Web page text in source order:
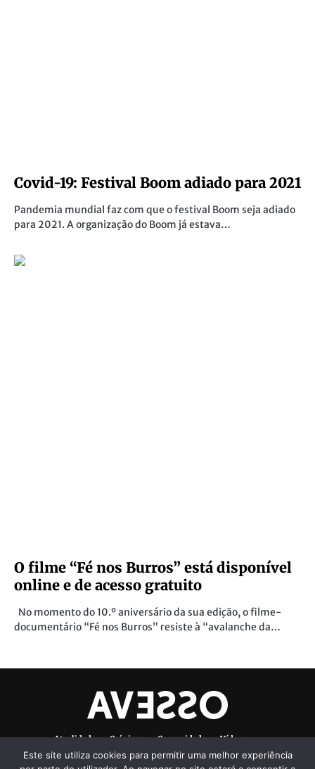
Covid-19: Festival Boom adiado para 2021
Pandemia mundial faz com que o festival Boom seja adiado
para 2021. A organização do Boom já estava…
O filme “Fé nos Burros” está disponível
online e de acesso gratuito
No momento do 10.º aniversário da sua edição, o filme-
documentário “Fé nos Burros” resiste à “avalanche da…
Atualidade Crónicas Comunidade
Vídeos
Denúncias Ambientais
Ficha Técnica
Este site utiliza cookies para permitir uma melhor experiência